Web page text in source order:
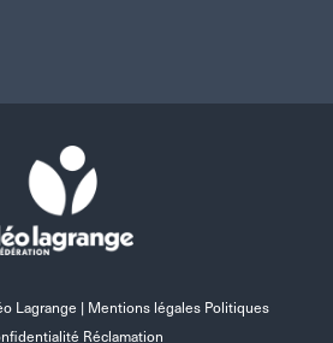
Lagrange | Mentions légales Politiques
Réclamation